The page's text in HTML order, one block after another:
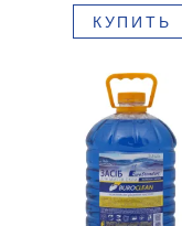
КУПИТЬ